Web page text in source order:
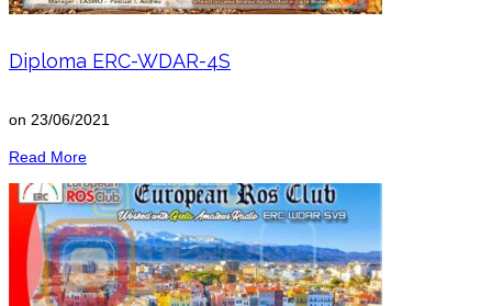
Diploma ERC-WDAR-4S
on 23/06/2021
Read More